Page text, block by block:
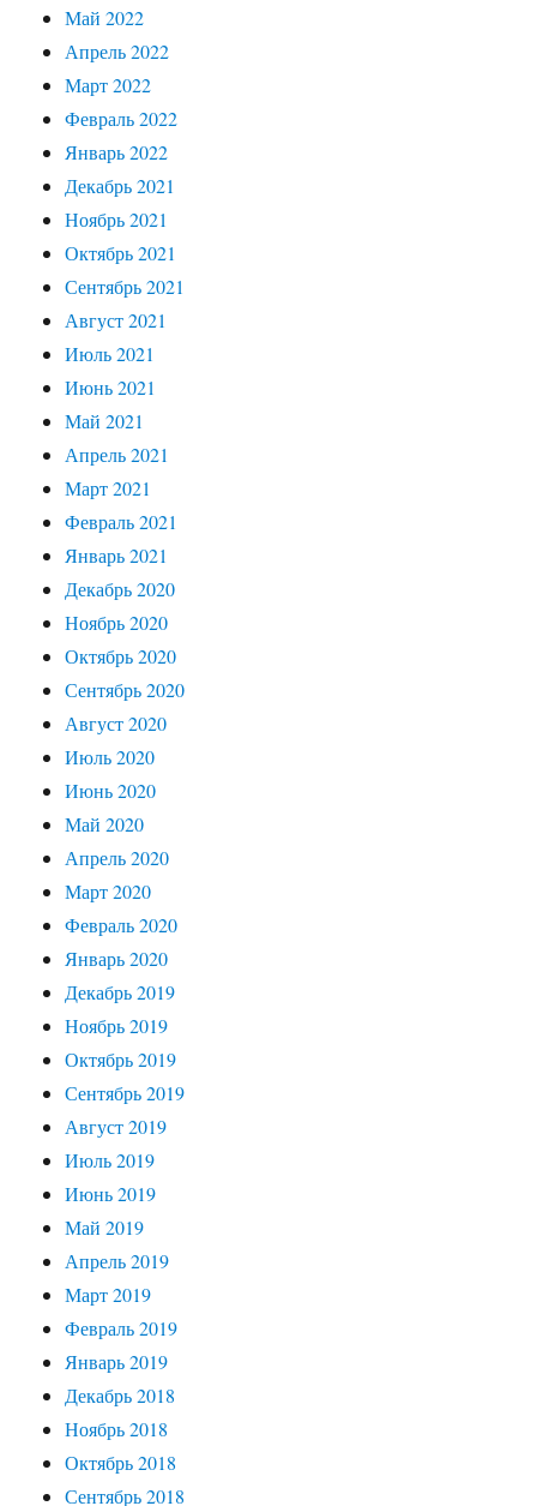
Май 2022
Апрель 2022
Март 2022
Февраль 2022
Январь 2022
Декабрь 2021
Ноябрь 2021
Октябрь 2021
Сентябрь 2021
Август 2021
Июль 2021
Июнь 2021
Май 2021
Апрель 2021
Март 2021
Февраль 2021
Январь 2021
Декабрь 2020
Ноябрь 2020
Октябрь 2020
Сентябрь 2020
Август 2020
Июль 2020
Июнь 2020
Май 2020
Апрель 2020
Март 2020
Февраль 2020
Январь 2020
Декабрь 2019
Ноябрь 2019
Октябрь 2019
Сентябрь 2019
Август 2019
Июль 2019
Июнь 2019
Май 2019
Апрель 2019
Март 2019
Февраль 2019
Январь 2019
Декабрь 2018
Ноябрь 2018
Октябрь 2018
Сентябрь 2018